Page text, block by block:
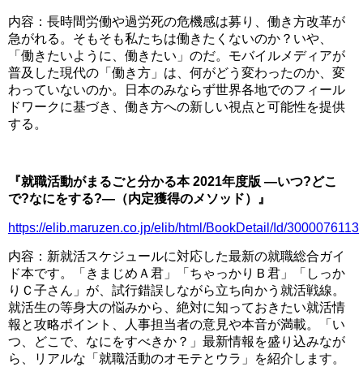
内容：長時間労働や過労死の危機感は募り、働き方改革が
急がれる。そもそも私たちは働きたくないのか？いや、
「働きたいように、働きたい」のだ。モバイルメディアが
普及した現代の「働き方」は、何がどう変わったのか、変
わっていないのか。日本のみならず世界各地でのフィール
ドワークに基づき、働き方への新しい視点と可能性を提供
する。
『就職活動がまるごと分かる本 2021年度版 ―いつ?どこ
で?なにをする?―（内定獲得のメソッド）』
https://elib.maruzen.co.jp/elib/html/BookDetail/Id/3000076113
内容：新就活スケジュールに対応した最新の就職総合ガイ
ド本です。「きまじめＡ君」「ちゃっかりＢ君」「しっか
りＣ子さん」が、試行錯誤しながら立ち向かう就活戦線。
就活生の等身大の悩みから、絶対に知っておきたい就活情
報と攻略ポイント、人事担当者の意見や本音が満載。「い
つ、どこで、なにをすべきか？」最新情報を盛り込みなが
ら、リアルな「就職活動のオモテとウラ」を紹介します。